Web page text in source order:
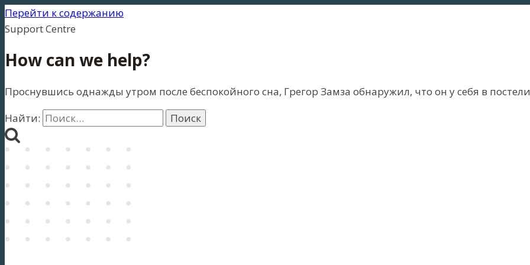
Перейти к содержанию
Support Centre
How can we help?
Проснувшись однажды утром после беспокойного сна, Грегор Замза обнаружил, что он у себя в
Найти: